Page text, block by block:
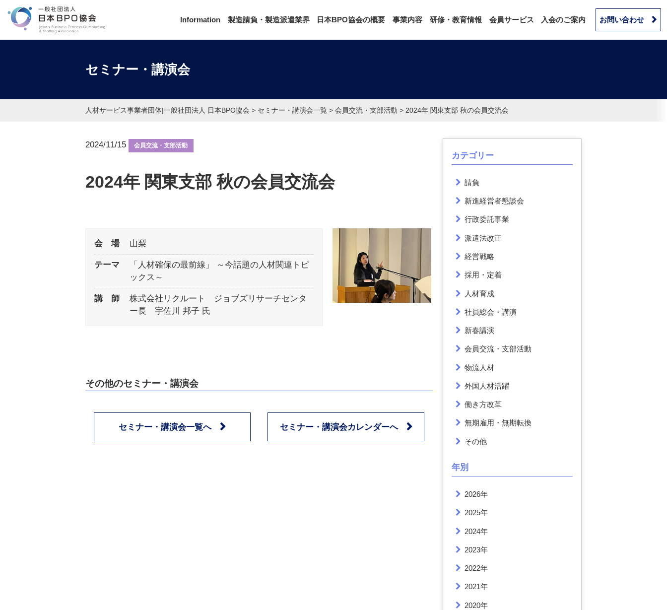
Information 製造請負・製造派遣業界 日本BPO協会の概要 事業内容 研修・教育情報 会員サービス 入会のご案内 お問い合わせ
セミナー・講演会
人材サービス事業者団体|一般社団法人 日本BPO協会 > セミナー・講演会一覧 > 会員交流・支部活動 > 2024年 関東支部 秋の会員交流会
2024/11/15 会員交流・支部活動
2024年 関東支部 秋の会員交流会
会 場 山梨
テーマ
「人材確保の最前線」 ～今話題の人材関連トピ
ックス～
講 師
株式会社リクルート ジョブズリサーチセンタ
ー長 宇佐川 邦子 氏
その他のセミナー・講演会
セミナー・講演会一覧へ セミナー・講演会カレンダーへ
カテゴリー
請負
新進経営者懇談会
行政委託事業
派遣法改正
経営戦略
採用・定着
人材育成
社員総会・講演
新春講演
会員交流・支部活動
物流人材
外国人材活躍
働き方改革
無期雇用・無期転換
その他
年別
2026年
2025年
2024年
2023年
2022年
2021年
2020年